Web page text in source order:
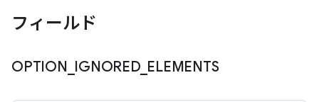
フィールド
OPTION IGNORED_ ELEMENTS